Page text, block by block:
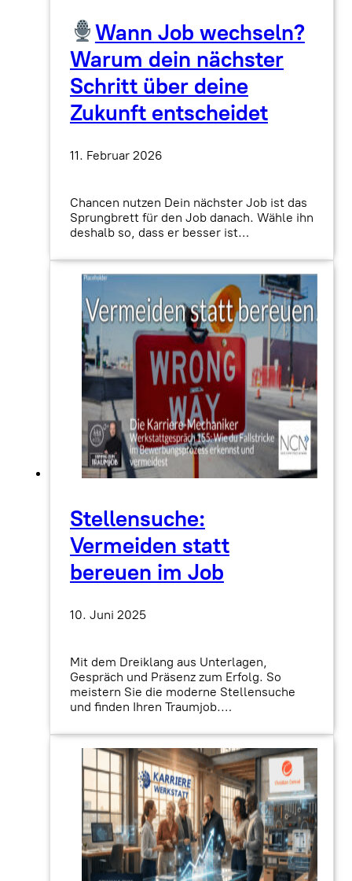
Wann Job wechseln?
Warum dein nächster
Schritt über deine
Zukunft entscheidet
11. Februar 2026
Chancen nutzen Dein nächster Job ist das
Sprungbrett für den Job danach. Wähle ihn
deshalb so, dass er besser ist…
Stellensuche:
Vermeiden statt
bereuen im Job
10. Juni 2025
Mit dem Dreiklang aus Unterlagen,
Gespräch und Präsenz zum Erfolg. So
meistern Sie die moderne Stellensuche
und finden Ihren Traumjob.…